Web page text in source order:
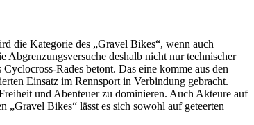
die Kategorie des „Gravel Bikes“, wenn auch
Abgrenzungsversuche deshalb nicht nur technischer
Rades betont. Das eine komme aus den
Einsatz im Rennsport in Verbindung gebracht.
und Abenteuer zu dominieren. Auch Akteure auf
„Gravel Bikes“ lässt es sich sowohl auf geteerten